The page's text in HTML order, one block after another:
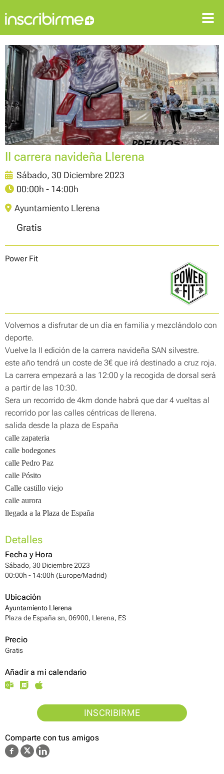
ENTRAR REGISTRARSE
II carrera navideña Llerena
Sábado, 30 Diciembre 2023
00:00h - 14:00h
Ayuntamiento Llerena
Gratis
Volvemos a disfrutar de un día en familia y mezclándolo con
deporte.
Vuelve la II edición de la carrera navideña SAN silvestre.
este año tendrá un coste de 3€ que irá destinado a cruz roja.
La carrera empezará a las 12:00 y la recogida de dorsal será
a partir de las 10:30.
Sera un recorrido de 4km donde habrá que dar 4 vueltas al
recorrido por las calles céntricas de llerena.
salida desde la plaza de España
calle zapateria
calle bodegones
calle Pedro Paz
calle Pósito
Calle castillo viejo
calle aurora
llegada a la Plaza de España
Power Fit
Detalles
Fecha y Hora
Sábado, 30 Diciembre 2023
00:00h - 14:00h (Europe/Madrid)
Ubicación
Ayuntamiento Llerena
Plaza de España sn, 06900, Llerena, ES
Precio
Gratis
Añadir a mi calendario
INSCRIBIRME
Comparte con tus amigos